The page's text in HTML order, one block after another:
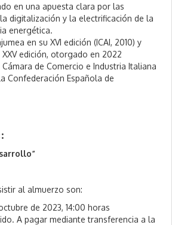
en una apuesta clara por las
digitalización y la electrificación de la
energética.
en su XVI edición (ICAI, 2010) y
edición, otorgado en 2022
de Comercio e Industria Italiana
Confederación Española de
al almuerzo son:
de 2023, 14:00 horas
A pagar mediante transferencia a la